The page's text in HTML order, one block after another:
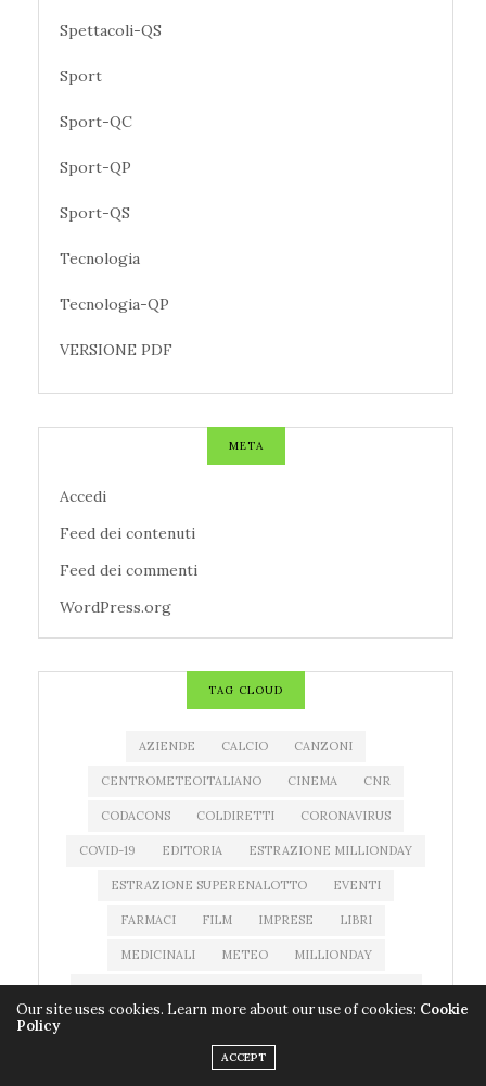
Spettacoli-QS
Sport
Sport-QC
Sport-QP
Sport-QS
Tecnologia
Tecnologia-QP
VERSIONE PDF
META
Accedi
Feed dei contenuti
Feed dei commenti
WordPress.org
TAG CLOUD
AZIENDE CALCIO CANZONI
CENTROMETEOITALIANO CINEMA CNR
CODACONS COLDIRETTI CORONAVIRUS
COVID-19 EDITORIA ESTRAZIONE MILLIONDAY
ESTRAZIONE SUPERENALOTTO EVENTI
FARMACI FILM IMPRESE LIBRI
MEDICINALI METEO MILLIONDAY
MILLIONDAY LOTTOMATICA MOSTRE MUSICA
PREVISIONI DEL TEMPO
Our site uses cookies. Learn more about our use of cookies: Cookie
Policy
ACCEPT